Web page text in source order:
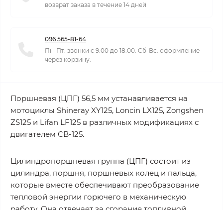
возврат заказа в течение 14 дней
096 565-81-64
Пн-Пт: звонки с 9:00 до 18:00. Сб-Вс: оформление
через корзину.
Поршневая (ЦПГ) 56,5 мм устанавливается на
мотоциклы Shineray XY125, Loncin LX125, Zongshen
ZS125 и Lifan LF125 в различных модификациях с
двигателем CB-125.
Цилиндропоршневая группа (ЦПГ) состоит из
цилиндра, поршня, поршневых колец и пальца,
которые вместе обеспечивают преобразование
тепловой энергии горючего в механическую